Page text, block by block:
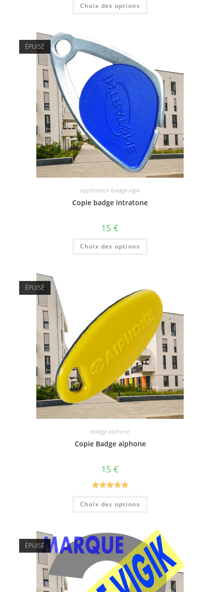
Choix des options
ÉPUISÉ
application badge-vigik
Copie badge intratone
15 €
Choix des options
ÉPUISÉ
badge aiphone
Copie Badge aiphone
15 €
Note5.00
sur 5
Choix des options
ÉPUISÉ